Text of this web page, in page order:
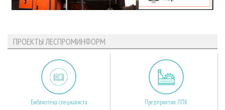
ПРОЕКТЫ ЛЕСПРОМИНФОРМ
Библиотека специалиста Предприятия ЛПК